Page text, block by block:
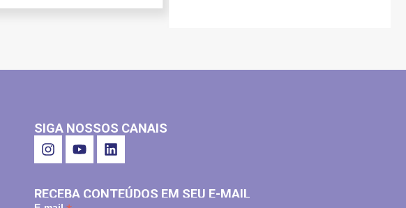
SIGA NOSSOS CANAIS
RECEBA CONTEÚDOS EM SEU E-MAIL